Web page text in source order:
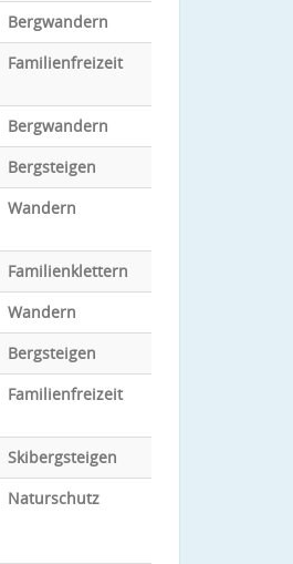
Bergwandern
Familienfreizeit
Bergwandern
Bergsteigen
Wandern
Familienklettern
Wandern
Bergsteigen
Familienfreizeit
Skibergsteigen
Naturschutz